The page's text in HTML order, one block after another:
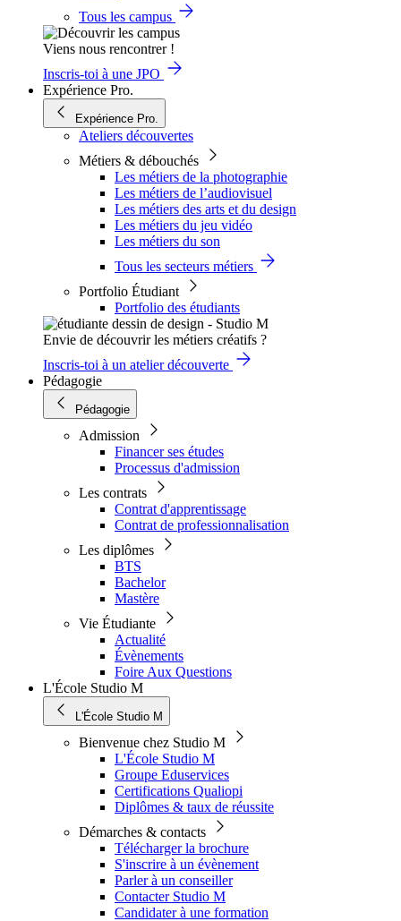
Tous les campus
Viens nous rencontrer !
Inscris-toi à une JPO
Expérience Pro.
Expérience Pro.
Ateliers découvertes
Métiers & débouchés
Les métiers de la photographie
Les métiers de l’audiovisuel
Les métiers des arts et du design
Les métiers du jeu vidéo
Les métiers du son
Tous les secteurs métiers
Portfolio Étudiant
Portfolio des étudiants
Envie de découvrir les métiers créatifs ?
Inscris-toi à un atelier découverte
Pédagogie
Pédagogie
Admission
Financer ses études
Processus d'admission
Les contrats
Contrat d'apprentissage
Contrat de professionnalisation
Les diplômes
BTS
Bachelor
Mastère
Vie Étudiante
Actualité
Évènements
Foire Aux Questions
L'École Studio M
L'École Studio M
Bienvenue chez Studio M
L'École Studio M
Groupe Eduservices
Certifications Qualiopi
Diplômes & taux de réussite
Démarches & contacts
Télécharger la brochure
S'inscrire à un évènement
Parler à un conseiller
Contacter Studio M
Candidater à une formation